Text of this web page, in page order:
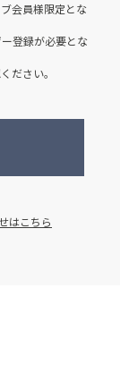
会員様限定とな
登録が必要とな
ださい。
はこちら